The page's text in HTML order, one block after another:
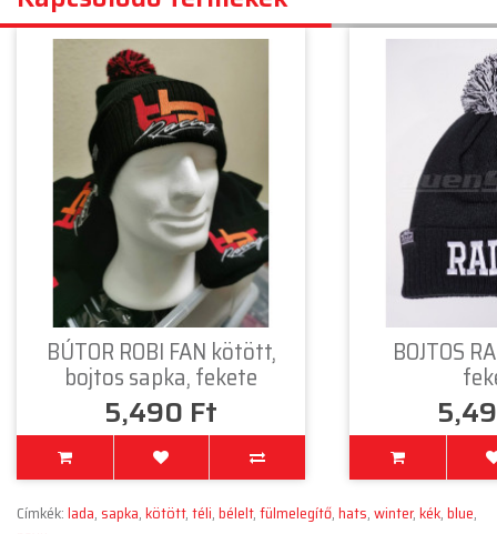
BÚTOR ROBI FAN kötött,
bojtos sapka, fekete
5,490 Ft
BOJTOS
Címkék:lada, sapka,kötött,téli,bélelt,fülmelegítő,hats,winter,kék,blue,